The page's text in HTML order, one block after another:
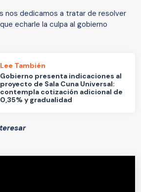
nos dedicamos a tratar de resolver
echarle la culpa al gobierno
Lee También
Gobierno presenta indicaciones al
proyecto de Sala Cuna Universal:
contempla cotización adicional de
0,35% y gradualidad